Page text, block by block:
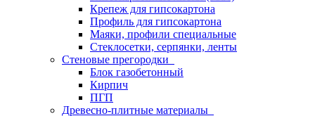
Крепеж для гипсокартона
Профиль для гипсокартона
Маяки, профили специальные
Стеклосетки, серпянки, ленты
Стеновые прегородки
Блок газобетонный
Кирпич
ПГП
Древесно-плитные материалы